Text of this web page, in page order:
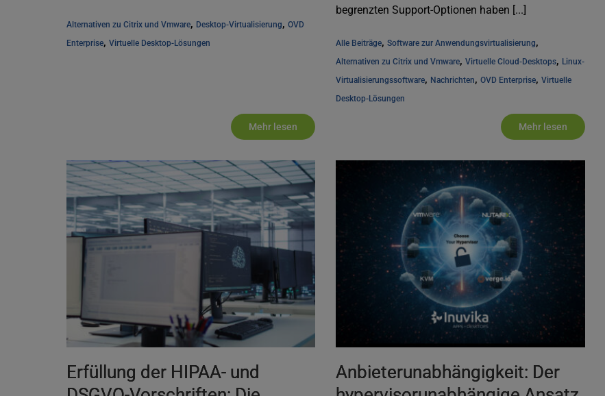
Alternativen zu Citrix und Vmware, Desktop-Virtualisierung, OVD
Enterprise, Virtuelle Desktop-Lösungen
Mehr lesen
begrenzten Support-Optionen haben [...]
Alle Beiträge, Software zur Anwendungsvirtualisierung
Alternativen zu Citrix und Vmware, Virtuelle Cloud-Desktops, Linux-
Virtualisierungssoftware, Nachrichten, OVD Enterprise, Virtuelle
Desktop-Lösungen
Mehr lesen
Erfüllung der HIPAA- und
Anbieterunabhängigkeit: Der